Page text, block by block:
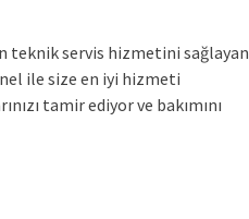
teknik servis hizmetini sağlayan
ile size en iyi hizmeti
tamir ediyor ve bakımını